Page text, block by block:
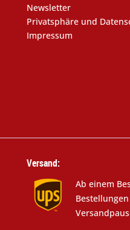
Newsletter
Privatsphäre und
Impressum
Versand:
Ab einem